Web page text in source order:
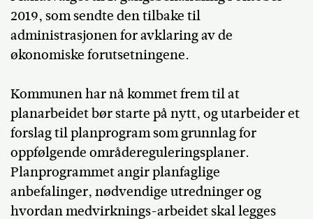
2019, som sendte den tilbake til
administrasjonen for avklaring av de
økonomiske forutsetningene.
Kommunen har nå kommet frem til at
planarbeidet bør starte på nytt, og utarbeider et
forslag til planprogram som grunnlag for
oppfølgende områdereguleringsplaner.
Planprogrammet angir planfaglige
anbefalinger, nødvendige utredninger og
hvordan medvirknings-arbeidet skal legges